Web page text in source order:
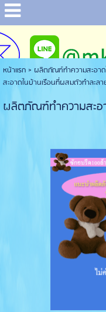
หน้าแรก> ผลิตภัณฑ์ทำความสะอาด
สะอาดในบ้านเรือนที่ผสมตัวทำละลา
ผลิตภัณฑ์ทำความสะอ